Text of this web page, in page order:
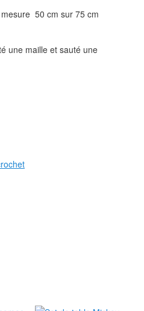
50 cm sur 75 cm
une maille et sauté une